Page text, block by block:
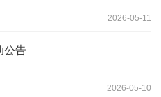
2026-05-11
公告
2026-05-10